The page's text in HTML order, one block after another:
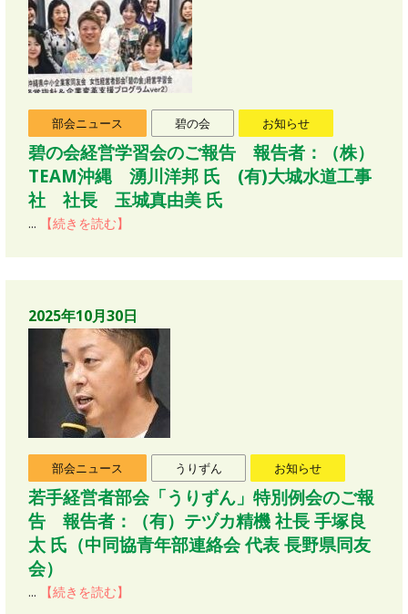
部会ニュース 碧の会 お知らせ
碧の会経営学習会のご報告 報告者：（株）
TEAM沖縄 湧川洋邦 氏 (有)大城水道工事
社 社長 玉城真由美 氏
... 【続きを読む】
2025年10月30日
部会ニュース うりずん お知らせ
若手経営者部会「うりずん」特別例会のご報
告 報告者：（有）テヅカ精機 社長 手塚良
太 氏（中同協青年部連絡会 代表 長野県同友
会）
... 【続きを読む】